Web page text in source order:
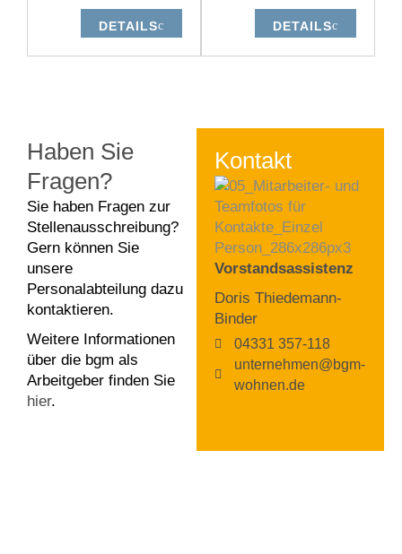
DETAILS DETAILS
Haben Sie
Fragen?
Sie haben Fragen zur
Stellenausschreibung?
Gern können Sie
unsere
Personalabteilung dazu
kontaktieren.
Weitere Informationen
über die bgm als
Arbeitgeber finden Sie
hier.
Kontakt
Vorstandsassistenz
Doris Thiedemann-
Binder
04331 357-118
unternehmen@bgm-
wohnen.de